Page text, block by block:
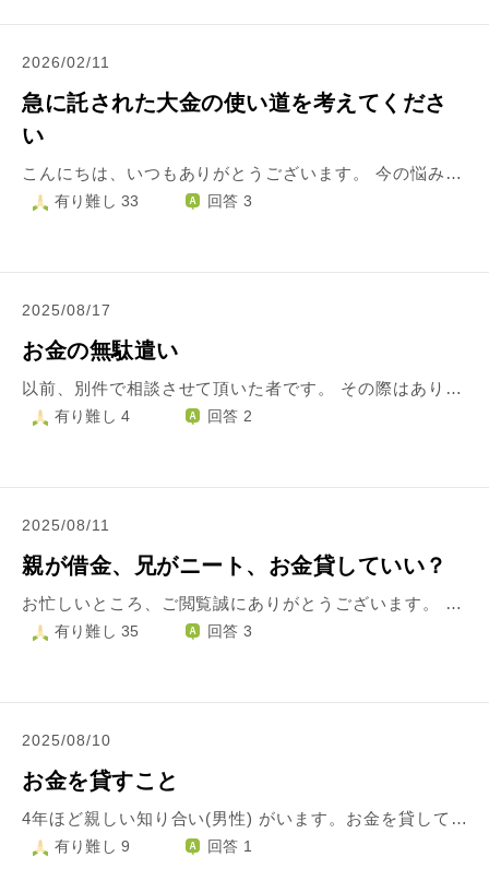
2026/02/11
急に託された大金の使い道を考えてくださ
い
こんにちは、いつもありがとうございます。 今の悩みはタイトルの通りです。今朝、母親の入院先に弟と面会に行きました。本当は義妹、弟の妻が一緒に行くはずが仕事を休めないからという理由で急遽私が同伴する形になったんです。 恥ずかしながら父が死んでから弟と直接会うのは年に数回(大抵母親関連で)、それ以外は電話またはLINEでしかやり取りしておらず別な意味で緊張しました。 主治医は休みでしたが、担当看護師も『今は小康状態にある。 高齢だし病歴も長いため、治療を続けても寛解とまではいかないだろう。』との事で、その帰り道で弟に話があると言われ、母に管理を頼まれてたから、と父親の死後から現在まで手をつけずにいた保険金が全額振り込まれた通帳とカードを手渡されました。 暗証番号を言おうとしたのを慌てて阻止し、どういうつもりなのか聞くと弟は『一生独身のままでも構わないし、今後母の面会に無理して行かなくても良い。 けど、どうか何も言わずに出て行ったりはしないでくれ…。』とうつむいて言いました。私はこれまで弟に母よりも先に死ぬつもりだとか、失踪するつもりだとは一度も言った事はないですが、どうやらこれまで私が面会できない時に主治医やケースワーカー、それと保健所や市役所にも相談に行ってたらしく、そこで何度か私がこのままではどうにかなるのではないかと危惧されたのを気にしてたそうです。 とはいえ、私はこれまで最低限の事しかしてませんでしたし、何より一日でも早く自殺したい気持ちには変わりありませんが実行に移せないから仕仕方なく生きてきたまでです。 弟とだって、昔は私の精神疾患が原因で冗談抜きに険悪な関係が長年続きました。 だから、今さらこんな事をされてもどうしたら良いか分からずにいます。 仕事が不安定なのは事実ですから正直言うとすごく助かりますが、どちらかと言えば罪悪感の方が強いです。それに、実家を出るなら非正規雇用でも自力で稼いだお金を貯めてからにしようと10年以上前から決めてましたが、予定を変更して遺産をその目的で使ってしまおうかと本気で悩んでます。どう思われるか、率直なご意見お聞かせ願えないでしょうか。
有り難し 33 回答 3
2025/08/17
お金の無駄遣い
以前、別件で相談させて頂いた者です。 その際はありがとうございました。 タイトルの通り、お金の無駄遣いについて心を病んでしまいました。 ここ数ヶ月〜半年で、電子マネーを使って十数万円ほど無駄遣いをしてしまいました。 幸いにも分割後払いにて対応できるのですが、それでも数年単位で支払わなければならない金額です。 使い道の内容的に、周りの人に打ち明けることも出来ず悶々とした日々を送っております。 どうしてこんなことに使ってしまったのだろう、どうしてこんなに使ってしまったのだろうと考えております。 励ましのお言葉、気持ちを切替えるアドバイスなど頂きたく、この度投稿いたしました。 お返事頂けますと幸いでございます。 何卒、宜しくお願いいたします。
有り難し 4 回答 2
2025/08/11
親が借金、兄がニート、お金貸していい？
お忙しいところ、ご閲覧誠にありがとうございます。 29歳女、社会人、今年の2月に結婚し、夫と2人で暮らしています。 小学生から母子家庭で育ててもらい、ここまで大きくなることができました。 相談ですが、 母親が借金をしていて、他人に借りたことで自分が連帯保証人になっています。(350万円ほど) さらに兄がニートで暴力を振るため、言いなりになることしかできず、兄の出費を母親が負担しています。 その皺寄せが私にきていて、お金をせがまれ、貸している状態です。 兄は母に暴力を振るわれて育ったため、その仕返しだと言って自分の天下を築いています。 私は母にも兄にも暴力を振るわれてきました。包丁を突きつけられたり、首を絞められたり、考えや自由は全部奪われてきました。性的なことを含め、色々されてきたため、2人には逆らいたくありません。怖いのです。 実家は４年前、夜逃げのような状態で出ました。しかし、LINEは繋がっています。 そんな私にも優しくしてくれる素敵な方と出会い、今度結婚式をあげることにし、貯金をしていました。 しかし、度々お金をせびられ、このような状況で貯金を崩し、お金を渡すしかありません。 母に結婚式の相談をしても、「そんなことより兄がさ、〜〜で大変だからお金を少し貸してくれないか」の繰り返しです。 私は結婚式をせず、親にお金を渡しつづけた方が良いのでしょうか。 離婚した父(新しい家庭で娘が3人います)に結婚式にきて欲しいと連絡をしても、はぐらかされ、無視され、そのままです。 昔から、母が私からお金をくれないかと伝えるようにしていたから、それが嫌なのかとおもいます。もしくは私はいない方がよかったのです。 このことから、結婚式をしたとしても、来てくださる方に申し訳ない、私のことをお祝いしたい人なんていない、こんな茶番に付き合わせしまって申し訳ないと感じてしまいます。 夫にも申し訳なく、消えてしまいたいと思うこともあります。 起こってしまったことは仕方ない為、今後どのようにしていくのがよいか、心の持ち方などアドバイスいただければ幸いです。 お忙しい中恐縮ですが、何卒よろしくお願い致します。
有り難し 35 回答 3
2025/08/10
お金を貸すこと
4年ほど親しい知り合い(男性) がいます。お金を貸してほしいと言われて悩んでいます。 私の親が亡くなった時に、色々大変と思うからと言って何も言わずお金を用意してくれました。 そういう事もあったので困っているようですし、せっぱつまっているようなので私の貸せる範囲内ならば貸しても大丈夫なのか悩んでいます。 返ってこない気持ちでいるつもりですが、私の事を大切に考えてくれていないのだろうか つけこまれているのだろうかと、彼にたいする疑念が生まれたことは事実です 今回限りならばと言うことで、貸しても大丈夫なのか 彼は普段は食事もご馳走してもらったりいろんな所に連れて行ってくれたり一緒にいても申し分ないのですがお金に関する事だけは多少ルーズというか浪費が見受けられます あまり頑固に考えず彼に条件付きで貸しても問題ないでしょうか よろしくお願いします
有り難し 9 回答 1